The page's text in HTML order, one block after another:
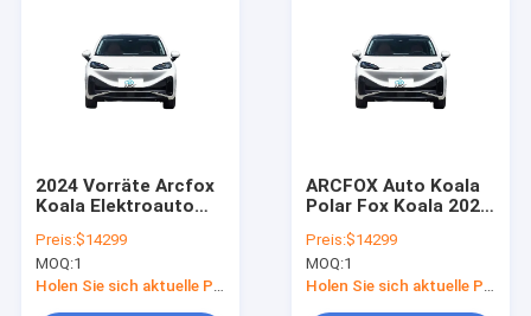
Videos
2024 Vorräte Arcfox
Koala Elektroauto
Neue
Energiefahrzeuge
Preis:$14299
MOQ:1
Holen Sie sich aktuelle Preis
ARCFOX Auto Koala
Polar Fox Koala 2024
China Neues
Elektrofahrzeug
Verkaufspreis Mutter
Preis:$14299
MOQ:1
Holen Sie sich aktuelle Preis